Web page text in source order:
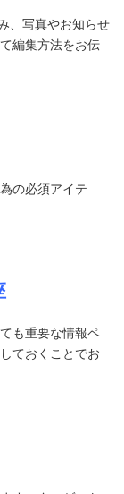
、写真やお知らせ
編集方法をお伝
の必須アイテ
も重要な情報ペ
ておくことでお